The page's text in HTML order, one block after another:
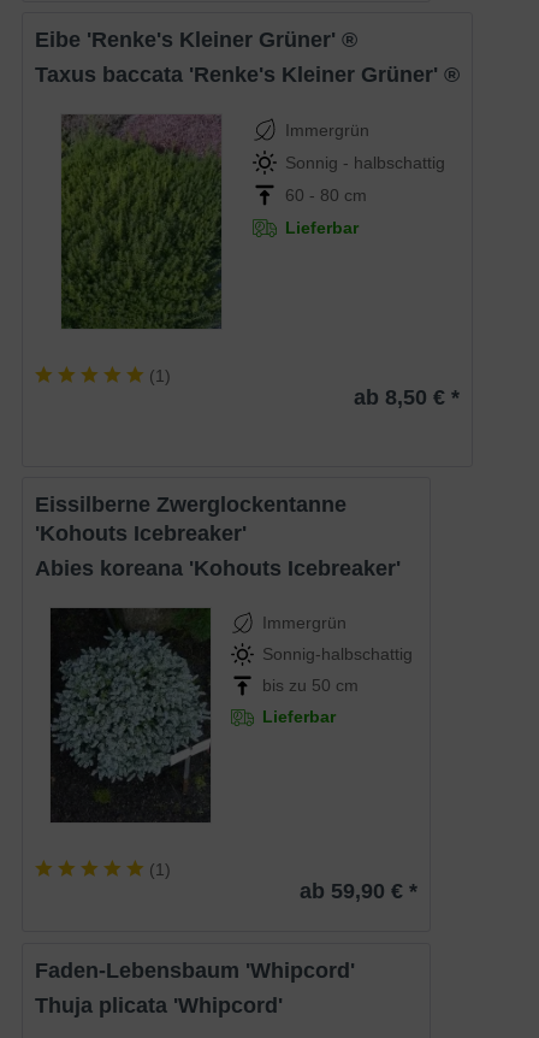
Eibe 'Renke's Kleiner Grüner' ®
Taxus baccata 'Renke's Kleiner Grüner' ®
Immergrün
Sonnig - halbschattig
60 - 80 cm
Lieferbar
(1)
ab 8,50 € *
Eissilberne Zwerglockentanne
'Kohouts Icebreaker'
Abies koreana 'Kohouts Icebreaker'
Immergrün
Sonnig-halbschattig
bis zu 50 cm
Lieferbar
(1)
ab 59,90 € *
Faden-Lebensbaum 'Whipcord'
Thuja plicata 'Whipcord'